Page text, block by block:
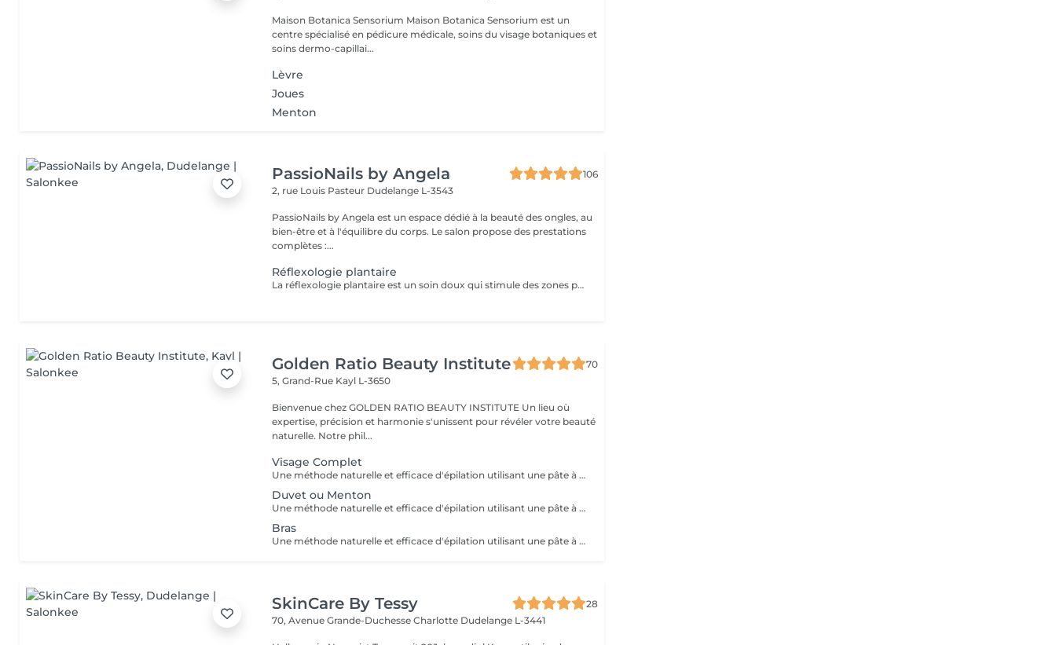
Maison Botanica Sensorium Maison Botanica Sensorium est un
centre spécialisé en pédicure médicale, soins du visage botaniques et
soins dermo-capillai...
Lèvre
Joues
Menton
PassioNails by Angela
106
2, rue Louis Pasteur Dudelange L-3543
PassioNails by Angela est un espace dédié à la beauté des ongles, au
bien-être et à l'équilibre du corps. Le salon propose des prestations
complètes :...
Réflexologie plantaire
La réflexologie plantaire est un soin doux qui stimule des zones précises du pied pour rééquilibrer le corps, apaiser le stress et libérer les tensions. Grâce à des pressions ciblées, elle favorise la détente profonde, améliore le sommeil, la circulation et le bien-être général. Un moment de relaxation totale, où le corps retrouve naturellement son harmonie
Golden Ratio Beauty Institute
70
5, Grand-Rue Kayl L-3650
Bienvenue chez GOLDEN RATIO BEAUTY INSTITUTE Un lieu où
expertise, précision et harmonie s'unissent pour révéler votre beauté
naturelle. Notre phil...
Visage Complet
Une méthode naturelle et efficace d'épilation utilisant une pâte à base de sucre, eau et citron, idéale pour tous types de peaux, même sensibles. Bénéfices : moins douloureuse, réduit les risques d'irritation et respecte la peau. Résultat : une peau douce et nette, avec une repousse plus lente. Une épilation douce, écologique et respectueuse de votre peau.
Duvet ou Menton
Une méthode naturelle et efficace d'épilation utilisant une pâte à base de sucre, eau et citron, idéale pour tous types de peaux, même sensibles. Bénéfices : moins douloureuse, réduit les risques d'irritation et respecte la peau. Résultat : une peau douce et nette, avec une repousse plus lente. Une épilation douce, écologique et respectueuse de votre peau.
Bras
Une méthode naturelle et efficace d'épilation utilisant une pâte à base de sucre, eau et citron, idéale pour tous types de peaux, même sensibles. Bénéfices : moins douloureuse, réduit les risques d'irritation et respecte la peau. Résultat : une peau douce et nette, avec une repousse plus lente. Une épilation douce, écologique et respectueuse de votre peau.
SkinCare By Tessy
28
70, Avenue Grande-Duchesse Charlotte Dudelange L-3441